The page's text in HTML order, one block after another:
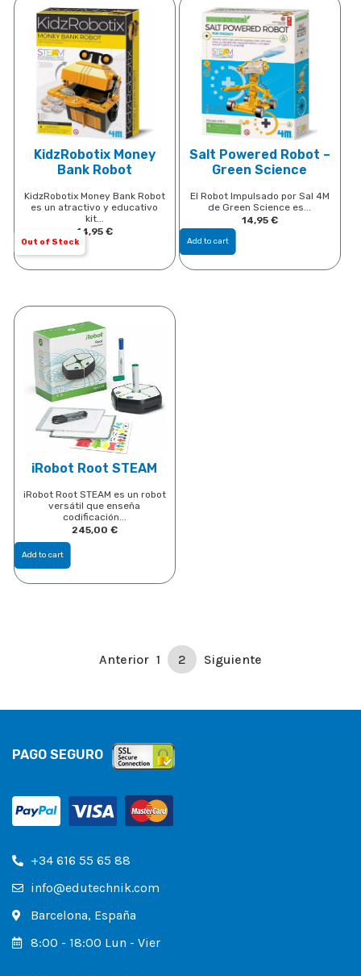
KidzRobotix Money
Bank Robot
KidzRobotix Money Bank Robot
es un atractivo y educativo
kit...
14,95 €
Out of Stock
Salt Powered Robot –
Green Science
El Robot Impulsado por Sal 4M
de Green Science es...
14,95 €
Add to cart
iRobot Root STEAM
iRobot Root STEAM es un robot
versátil que enseña
codificación...
245,00 €
Add to cart
Anterior 1 2 Siguiente
PAGO SEGURO
+34 616 55 65 88
info@edutechnik.com
Barcelona, España
8:00 - 18:00 Lun - Vier